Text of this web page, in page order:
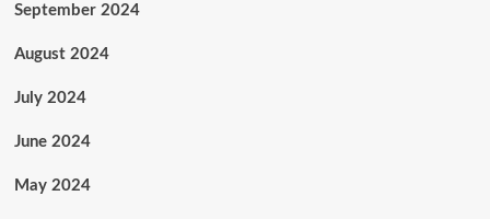
September 2024
August 2024
July 2024
June 2024
May 2024